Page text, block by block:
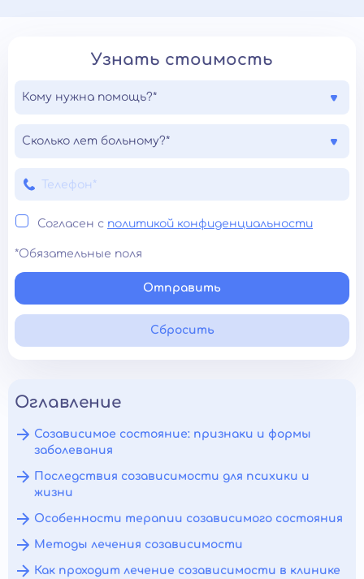
Узнать стоимость
Кому нужна помощь?*
Сколько лет больному?*
Согласен с политикой конфиденциальности
*Обязательные поля
Отправить
Сбросить
Оглавление
Созависимое состояние: признаки и формы
заболевания
Последствия созависимости для психики и
жизни
Особенности терапии созависимого состояния
Методы лечения созависимости
Как проходит лечение созависимости в клинике